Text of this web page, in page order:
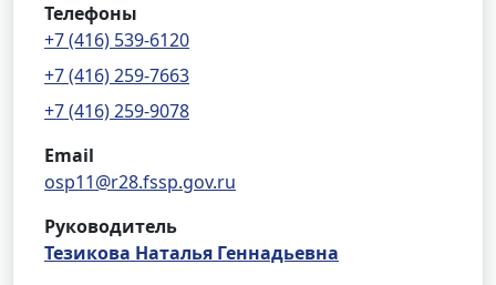
Телефоны
+7 (416) 539-6120
+7 (416) 259-7663
+7 (416) 259-9078
Email
osp11@r28.fssp.gov.ru
Руководитель
Тезикова Наталья Геннадьевна